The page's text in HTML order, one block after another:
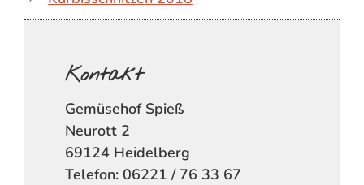
Kontakt
Gemüsehof Spieß
Neurott 2
69124 Heidelberg
Telefon: 06221 / 76 33 67